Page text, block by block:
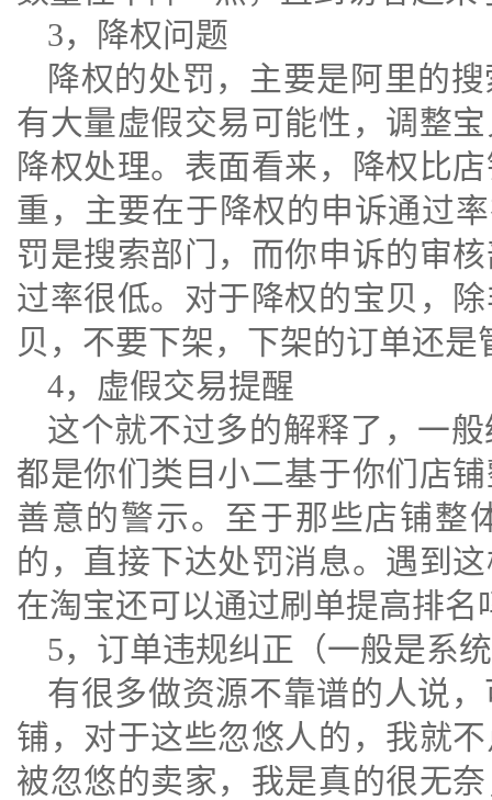
3，降权问题
降权的处罚，主要是阿里的
有大量虚假交易可能性，调整
降权处理。表面看来，降权比
重，主要在于降权的申诉通过
罚是搜索部门，而你申诉的审
过率很低。对于降权的宝贝，
贝，不要下架，下架的订单还
4，虚假交易提醒
这个就不过多的解释了，一
都是你们类目小二基于你们店
善意的警示。至于那些店铺整
的，直接下达处罚消息。遇到
在淘宝还可以通过刷单提高排名
5，订单违规纠正（一般是系
有很多做资源不靠谱的人说
铺，对于这些忽悠人的，我就
被忽悠的卖家，我是真的很无